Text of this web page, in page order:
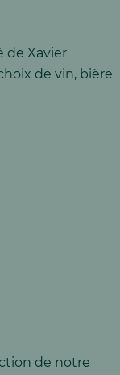
de Xavier
de vin, bière
de notre